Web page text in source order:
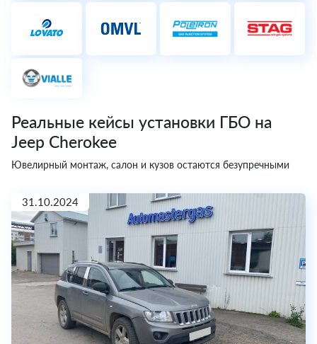
Реальные кейсы установки ГБО на
Jeep Cherokee
Ювелирный монтаж, салон и кузов остаются безупречными
31.10.2024